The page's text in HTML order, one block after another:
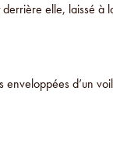
elle, laissé
d’un